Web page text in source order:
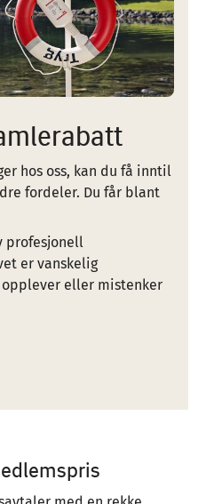
hos oss, kan du få inntil
fordeler. Du får blant
profesjonell
er vanskelig
opplever eller mistenker